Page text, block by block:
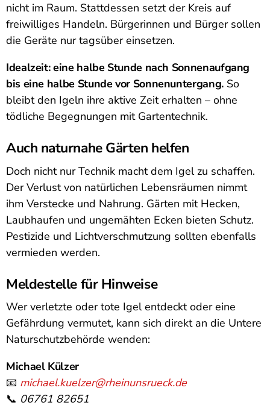
nicht im Raum. Stattdessen setzt der Kreis auf
freiwilliges Handeln. Bürgerinnen und Bürger sollen
die Geräte nur tagsüber einsetzen.
Idealzeit: eine halbe Stunde nach Sonnenaufgang
bis eine halbe Stunde vor Sonnenuntergang.So
bleibt den Igeln ihre aktive Zeit erhalten – ohne
tödliche Begegnungen mit Gartentechnik.
Auch naturnahe Gärten helfen
Doch nicht nur Technik macht dem Igel zu schaffen.
Der Verlust von natürlichen Lebensräumen nimmt
ihm Verstecke und Nahrung. Gärten mit Hecken,
Laubhaufen und ungemähten Ecken bieten Schutz.
Pestizide und Lichtverschmutzung sollten ebenfalls
vermieden werden.
Meldestelle für Hinweise
Wer verletzte oder tote Igel entdeckt oder eine
Gefährdung vermutet, kann sich direkt an die Untere
Naturschutzbehörde wenden:
Michael Külzer
📧 michael.kuelzer@rheinunsrueck.de
📞 06761 82651